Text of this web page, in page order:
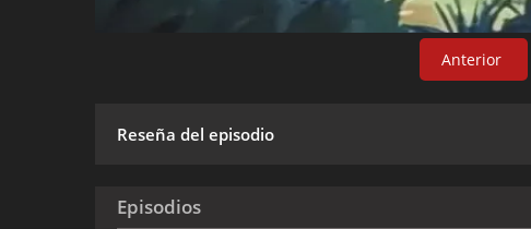
Anterior
Reseña del episodio
Episodios